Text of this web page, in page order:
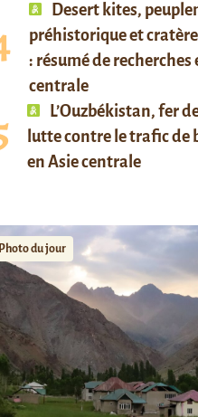
Desert kites,
préhistorique et
: résumé de recherches
centrale
L’Ouzbékistan, fer
lutte contre le trafic de
en Asie centrale
Photo du jour